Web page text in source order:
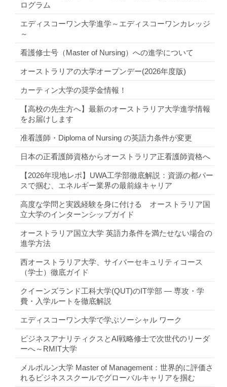
ログラム
エディスコーワン大学進学～エディスコーワンカレッジ
～
看護修士号（Master of Nursing）への進学について
オーストラリアの大学オープンデー(2026年度版)
カーティン大学の奨学金情報！
【高校の先生方へ】最新のオーストラリア大学進学情報
をお届けします
准看護師・Diploma of Nursing の英語力条件が変更
日本の正看護師資格からオーストラリア正看護師資格へ
【2026年現地レポ】UWA工学部徹底解説：資源の都パー
スで掴む、エネルギー業界の最前線キャリア
高度な学問と実践経験を身に付ける オーストラリア国
立大学のインターンシップガイド
オーストラリア国立大学 英語力条件を満たせない場合の
進学方法
西オーストラリア大学、サイバーセキュリティコース
（学士）徹底ガイド
クイーンズランド工科大学(QUT)のIT学部 ― 専攻・学
費・入学ルートを徹底解説
エディスコーワン大学で学ぶソーシャル ワーク
ビジネスアナリティクスとAI戦略修士で次世代のリーダ
ーへ～RMIT大学
メルボルン大学 Master of Management：世界的に評価さ
れるビジネススクールでグローバルキャリアを掴む